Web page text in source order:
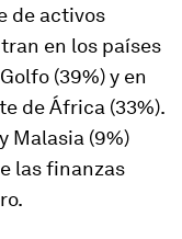
de activos
en los países
(39%) y en
de África (33%).
Malasia (9%)
las finanzas